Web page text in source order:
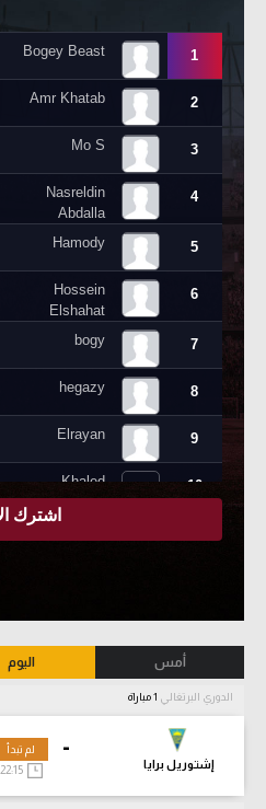
أمس اليوم
الدوري البرتغالي
-
إشتوريل برايا
لم تبدأ
22:15